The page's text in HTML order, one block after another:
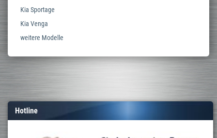
Kia Sportage
Kia Venga
weitere Modelle
Hotline